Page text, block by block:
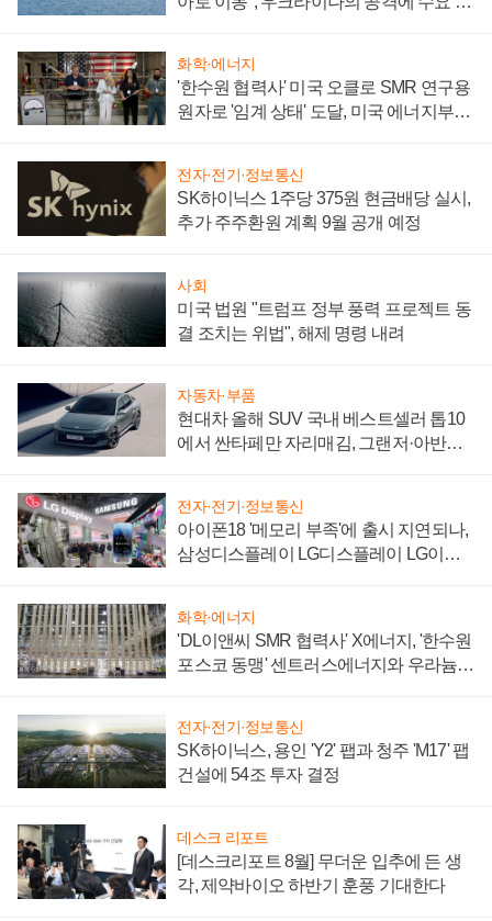
화학·에너지
'한수원 협력사' 미국 오클로 SMR 연구용
원자로 '임계 상태' 도달, 미국 에너지부
전자·전기·정보통신
SK하이닉스 1주당 375원 현금배당 실시,
추가 주주환원 계획 9월 공개 예정
사회
미국 법원 "트럼프 정부 풍력 프로젝트 동
결 조치는 위법", 해제 명령 내려
자동차·부품
현대차 올해 SUV 국내 베스트셀러 톱10
에서 싼타페만 자리매김, 그랜저·아반떼
전자·전기·정보통신
아이폰18 '메모리 부족'에 출시 지연되나,
삼성디스플레이 LG디스플레이 LG이노
화학·에너지
'DL이앤씨 SMR 협력사' X에너지, '한수원
포스코 동맹' 센트러스에너지와 우라늄
전자·전기·정보통신
SK하이닉스, 용인 'Y2' 팹과 청주 'M17' 팹
건설에 54조 투자 결정
데스크 리포트
[데스크리포트 8월] 무더운 입추에 든 생
각, 제약바이오 하반기 훈풍 기대한다